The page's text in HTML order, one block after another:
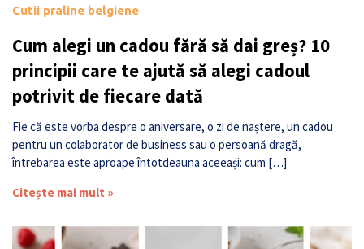
Cutii praline belgiene
Cum alegi un cadou fără să dai greș? 10
principii care te ajută să alegi cadoul
potrivit de fiecare dată
Fie că este vorba despre o aniversare, o zi de naștere, un cadou
pentru un colaborator de business sau o persoană dragă,
întrebarea este aproape întotdeauna aceeași: cum […]
Citește mai mult »